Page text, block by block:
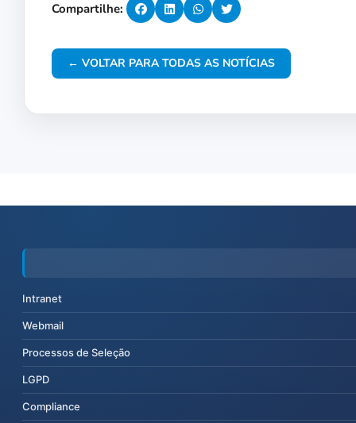
Compartilhe:
← VOLTAR PARA TODAS AS NOTÍCIAS
Intranet
Webmail
Processos de Seleção
LGPD
Compliance